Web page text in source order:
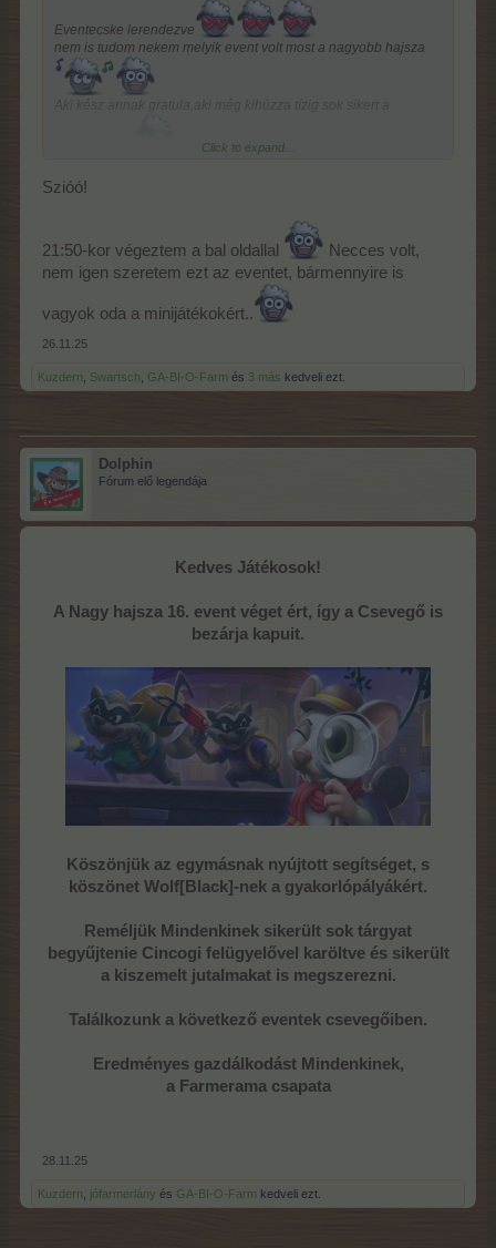
Eventecske lerendezve
nem is tudom nekem melyik event volt most a nagyobb hajsza
Click to expand...
Szióó!
21:50-kor végeztem a bal oldallal
Necces volt,
nem igen szeretem ezt az eventet, bármennyire is
vagyok oda a minijátékokért..
26.11.25
Kuzdern Swartsch GA-BI-O-Farm és 3 más kedveli ezt.
Dolphin
Fórum elő legendája
Kedves Játékosok!
A Nagy hajsza 16. event véget ért, így a Csevegő is
bezárja kapuit.
Köszönjük az egymásnak nyújtott segítséget, s
köszönet Wolf[Black]-nek a gyakorlópályákért.
Reméljük Mindenkinek sikerült sok tárgyat
begyűjtenie Cincogi felügyelővel karöltve és sikerült
a kiszemelt jutalmakat is megszerezni.
Találkozunk a következő eventek csevegőiben.
Eredményes gazdálkodást Mindenkinek,
a Farmerama csapata
28.11.25
Kuzdern jófarmerlány és GA-BI-O-Farm kedveli ezt.